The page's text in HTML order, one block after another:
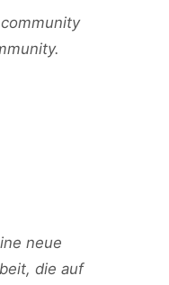
neue
die auf